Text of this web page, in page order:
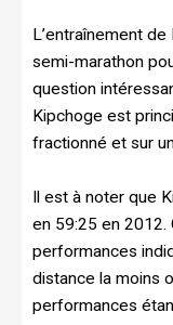
L’entraînement
semi-marathon
question
Kipchoge est
fractionné et sur
Il est à noter que
en 59:25 en 2012.
performances
distance la moins
performances